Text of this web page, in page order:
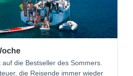
auf die Bestseller des Sommers.
die Reisende immer wieder